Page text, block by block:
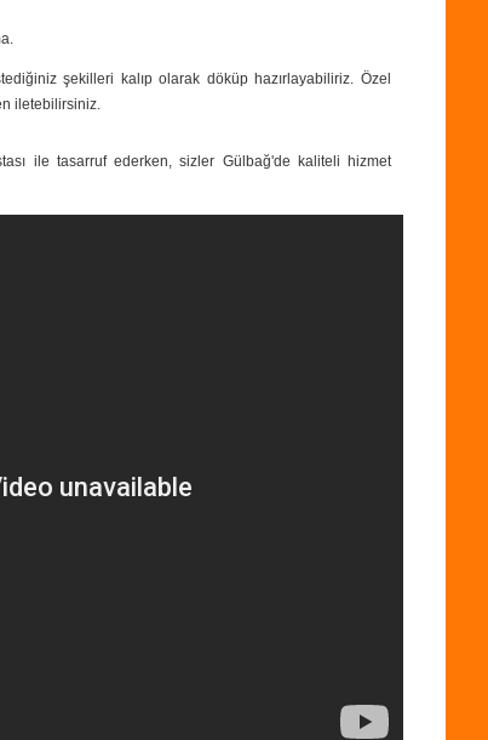
şekilleri kalıp olarak döküp hazırlayabiliriz. Özel
iletebilirsiniz.
ile tasarruf ederken, sizler Gülbağ'de kaliteli hizmet